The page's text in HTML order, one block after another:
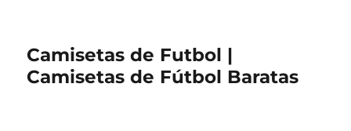
Camisetas de Futbol |
Camisetas de Fútbol Baratas